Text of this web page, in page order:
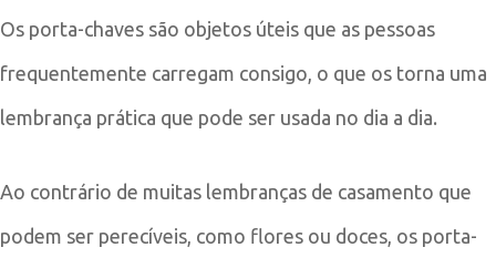
Os porta-chaves são objetos úteis que as pessoas
frequentemente carregam consigo, o que os torna uma
lembrança prática que pode ser usada no dia a dia.
Ao contrário de muitas lembranças de casamento que
podem ser perecíveis, como flores ou doces, os porta-